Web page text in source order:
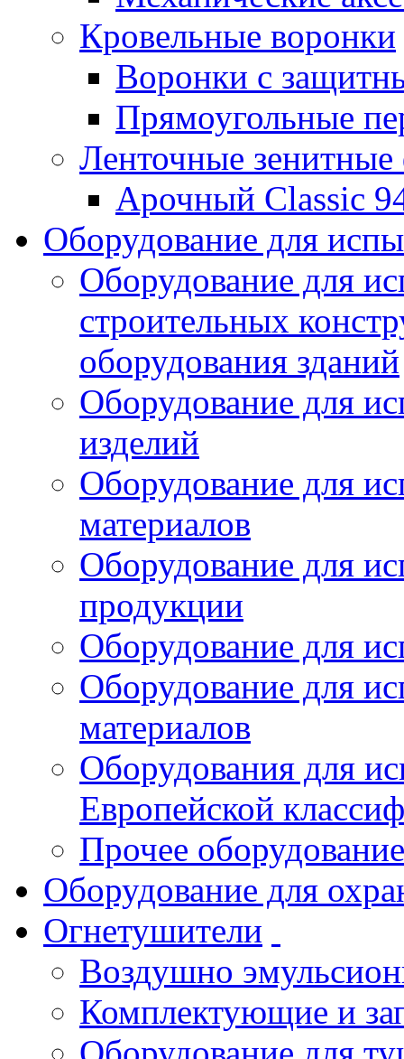
Кровельные воронки
Воронки с
Прямоугольные
Ленточные
Арочный Classic
Оборудование для
Оборудование для
строительных
оборудования зданий
Оборудование для
изделий
Оборудование для
материалов
Оборудование для
продукции
Оборудование для
Оборудование для
материалов
Оборудования для
Европейской
Прочее оборудование
Оборудование для
Огнетушители
Воздушно
Комплектующие и